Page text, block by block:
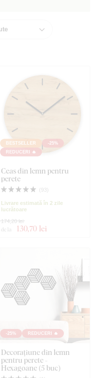
BESTSELLER
-25%
REDUCERI 🔥
Ceas din lemn pentru
perete
( 93)
Livrare estimată în 2 zile
lucrătoare
de la 130,70 lei
174,20 lei
-25% REDUCERI 🔥
Decorațiune din lemn
pentru perete -
Hexagoane (5 buc)